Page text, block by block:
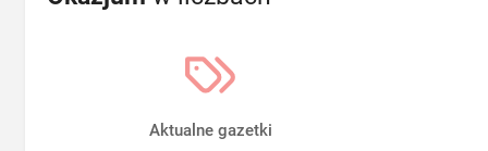
Aktualne gazetki